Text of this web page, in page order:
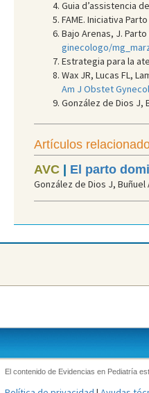
Guia d’assistencia
FAME. Iniciativa
Bajo Arenas, J.
ginecologo/
Estrategia para la
Wax JR, Lucas FL,
Am J Obstet
González de Dios J,
Artículos
AVC| El parto
González de Dios J,
El contenido de Evidencias en Pediatría